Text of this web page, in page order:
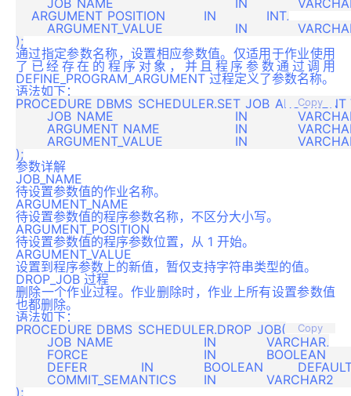
    ARGUMENT_POSITION		IN		INT,
通过指定参数名称，设置相应参数值。仅适用于作业使用
了已经存在的程序对象，并且程序参数通过调用
DEFINE_PROGRAM_ARGUMENT 过程定义了参数名称。
语法如下：
Copy
PROCEDURE
参数详解
JOB_NAME
待设置参数值的作业名称。
ARGUMENT_NAME
待设置参数值的程序参数名称，不区分大小写。
ARGUMENT_POSITION
待设置参数值的程序参数位置，从 1 开始。
ARGUMENT_VALUE
设置到程序参数上的新值，暂仅支持字符串类型的值。
DROP_JOB 过程
删除一个作业过程。作业删除时，作业上所有设置参数值
也都删除。
语法如下：
Copy
PROCEDURE DBMS_SCHEDULER.DROP_JOB(